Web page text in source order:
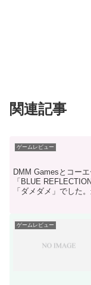
関連記事
ゲームレビュー
DMM Gamesとコー
「BLUE
「ダメダメ」でした
ゲームレビュー